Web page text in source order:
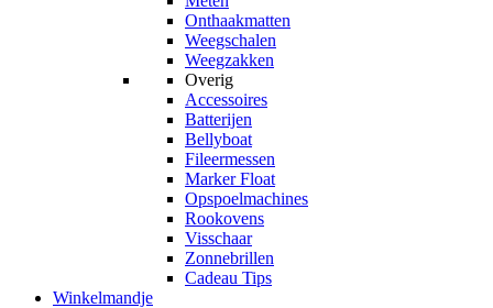
Onthaakmatten
Weegschalen
Weegzakken
Overig
Accessoires
Batterijen
Bellyboat
Fileermessen
Marker Float
Opspoelmachines
Rookovens
Visschaar
Zonnebrillen
Cadeau Tips
Winkelmandje